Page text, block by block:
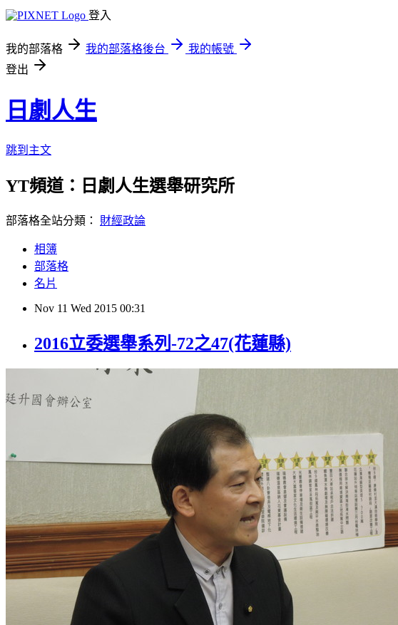
登入
我的部落格 我的部落格後台
我的帳號
登出
日劇人生
跳到主文
YT頻道：日劇人生選舉研究所
部落格全站分類： 財經政論
相簿
部落格
名片
Nov 11 Wed 2015 00:31
2016立委選舉系列-72之47(花蓮縣)